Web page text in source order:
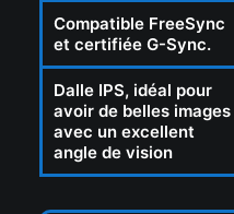
Compatible FreeSync
et certifiée G-Sync.
Dalle IPS, idéal pour
avoir de belles images
avec un excellent
angle de vision